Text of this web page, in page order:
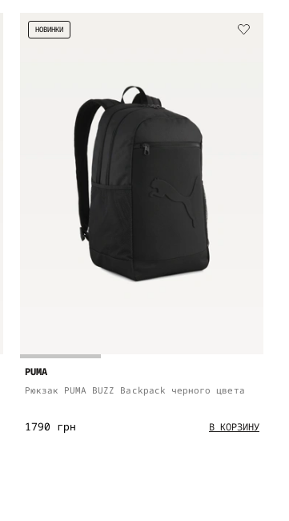
НОВИНКИ
PUMA
Рюкзак PUMA BUZZ Backpack черного цвета
1790 грн В КОРЗИНУ